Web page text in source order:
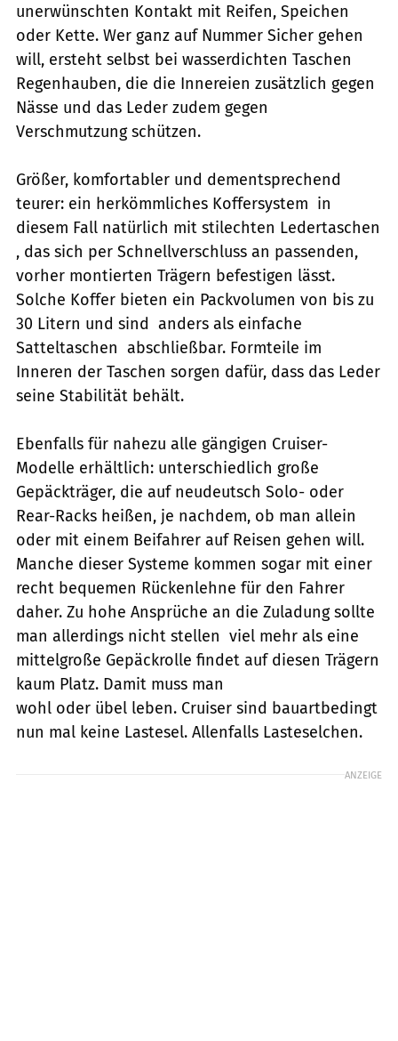
unerwünschten Kontakt mit Reifen, Speichen
oder Kette. Wer ganz auf Nummer Sicher gehen
will, ersteht selbst bei wasserdichten Taschen
Regenhauben, die die Innereien zusätzlich gegen
Nässe und das Leder zudem gegen
Verschmutzung schützen.
Größer, komfortabler und dementsprechend
teurer: ein herkömmliches Koffersystem  in
diesem Fall natürlich mit stilechten Ledertaschen
, das sich per Schnellverschluss an passenden,
vorher montierten Trägern befestigen lässt.
Solche Koffer bieten ein Packvolumen von bis zu
30 Litern und sind  anders als einfache
Satteltaschen  abschließbar. Formteile im
Inneren der Taschen sorgen dafür, dass das Leder
seine Stabilität behält.
Ebenfalls für nahezu alle gängigen Cruiser-
Modelle erhältlich: unterschiedlich große
Gepäckträger, die auf neudeutsch Solo- oder
Rear-Racks heißen, je nachdem, ob man allein
oder mit einem Beifahrer auf Reisen gehen will.
Manche dieser Systeme kommen sogar mit einer
recht bequemen Rückenlehne für den Fahrer
daher. Zu hohe Ansprüche an die Zuladung sollte
man allerdings nicht stellen  viel mehr als eine
mittelgroße Gepäckrolle findet auf diesen Trägern
kaum Platz. Damit muss man
wohl oder übel leben. Cruiser sind bauartbedingt
nun mal keine Lastesel. Allenfalls Lasteselchen.
ANZEIGE